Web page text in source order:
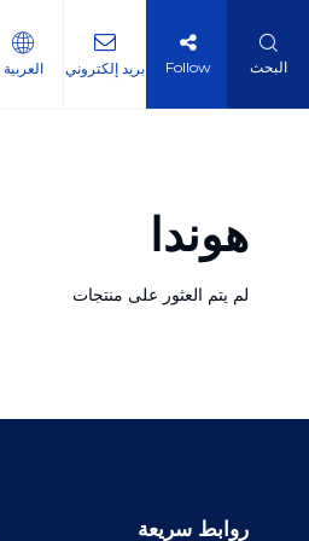
العربية بريد إلكتروني Follow البحث
هوندا
لم يتم العثور على منتجات
روابط سريعة